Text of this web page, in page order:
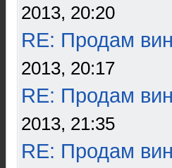
2013, 20:20
RE: Продам
2013, 20:17
RE: Продам
2013, 21:35
RE: Продам